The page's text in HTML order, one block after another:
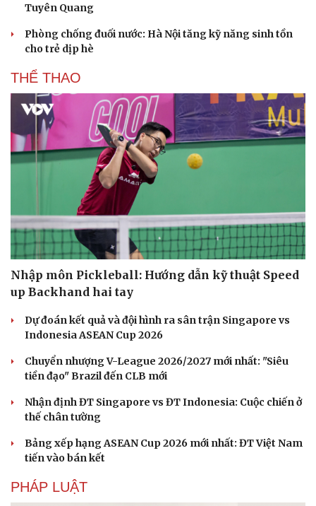
Tuyên Quang
Phòng chống đuối nước: Hà Nội tăng kỹ năng sinh tồn
cho trẻ dịp hè
THỂ THAO
Nhập môn Pickleball: Hướng dẫn kỹ thuật Speed
up Backhand hai tay
Dự đoán kết quả và đội hình ra sân trận Singapore vs
Indonesia ASEAN Cup 2026
Chuyển nhượng V-League 2026/2027 mới nhất: "Siêu
tiền đạo" Brazil đến CLB mới
Nhận định ĐT Singapore vs ĐT Indonesia: Cuộc chiến ở
thế chân tường
Bảng xếp hạng ASEAN Cup 2026 mới nhất: ĐT Việt Nam
tiến vào bán kết
PHÁP LUẬT